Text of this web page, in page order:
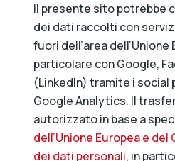
Il presente sito potrebbe
dei dati raccolti con
fuori dell’area dell’Unione
particolare con Google,
(LinkedIn) tramite i social
Google Analytics. Il
autorizzato in base a
dell’Unione Europea e
dei dati personali, in